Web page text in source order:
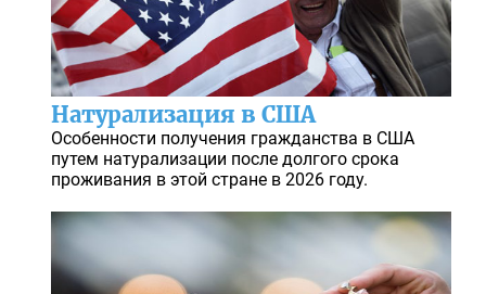
Натурализация в США
Особенности получения гражданства в США
путем натурализации после долгого срока
проживания в этой стране в 2026 году.